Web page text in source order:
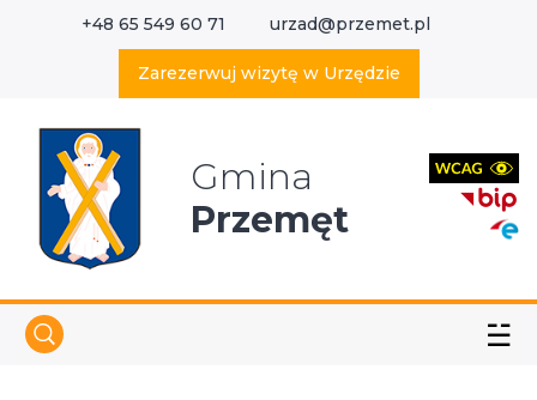
+48 65 549 60 71 urzad@przemet.pl
Zarezerwuj wizytę w Urzędzie
Gmina
Przemęt
☱
Wyszukaj w serwisie